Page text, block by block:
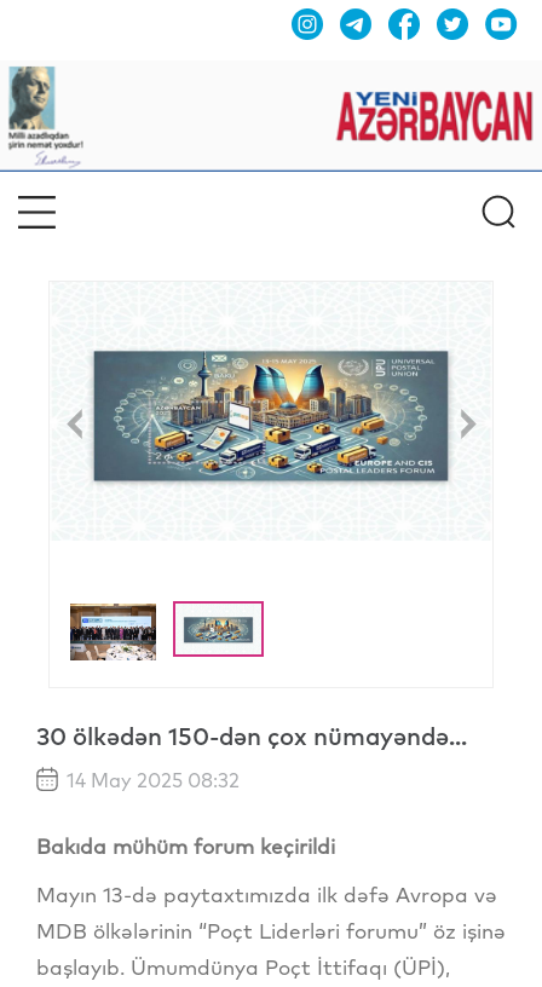
Previous
30 ölkədən 150-dən çox nümayəndə...
14 May 2025 08:32
Bakıda mühüm forum keçirildi
Mayın 13-də paytaxtımızda ilk dəfə Avropa və
MDB ölkələrinin “Poçt Liderləri forumu” öz işinə
başlayıb. Ümumdünya Poçt İttifaqı (ÜPİ),